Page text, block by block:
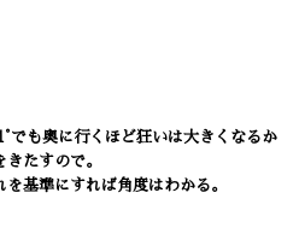
でも奥に行くほど狂いは大きくなるか
たすので。
基準にすれば角度はわかる。